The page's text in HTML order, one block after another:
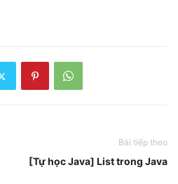
Bài tiếp theo
[Tự học Java] List trong Java